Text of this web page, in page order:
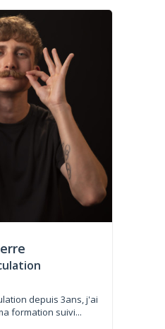
depuis 3ans, j'ai
formation suivi...